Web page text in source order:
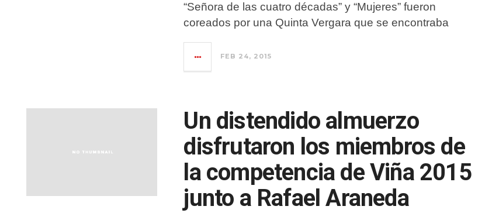
“Señora de las cuatro décadas” y “Mujeres” fueron
coreados por una Quinta Vergara que se encontraba
FEB 24, 2015
Un distendido almuerzo
disfrutaron los miembros de
la competencia de Viña 2015
junto a Rafael Araneda